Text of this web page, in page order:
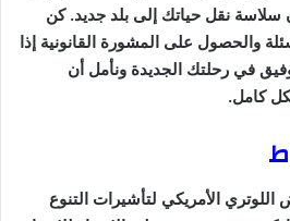
سلاسة نقل حياتك إلى بلد جديد. كن
والحصول على المشورة القانونية إذا
في رحلتك الجديدة ونأمل أن
كامل.
الأمريكي لتأشيرات التنوع